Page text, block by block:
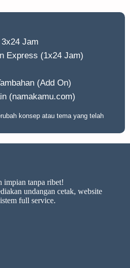
Jam
Express (1x24 Jam)
(Add On)
(namakamu.com)
konsep atau tema yang telah
impian tanpa ribet!
undangan cetak, website
full service.